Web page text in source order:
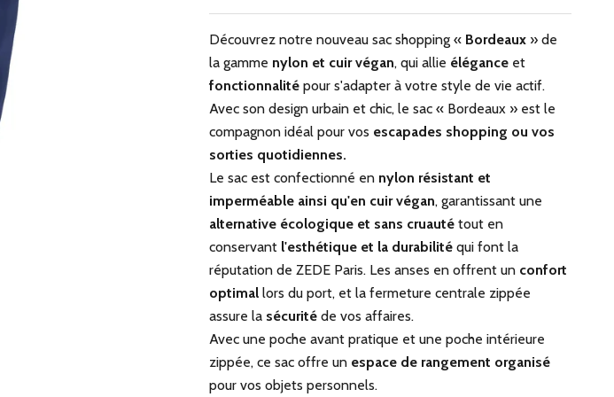
Découvrez notre nouveau sac shopping « Bordeaux » de
la gamme nylon et cuir végan, qui allie élégance et
fonctionnalité pour s'adapter à votre style de vie actif.
Avec son design urbain et chic, le sac « Bordeaux » est le
compagnon idéal pour vos escapades shopping ou vos
sorties quotidiennes.
Le sac est confectionné en nylon résistant et
imperméable ainsi qu'en cuir végan, garantissant une
alternative écologique et sans cruauté tout en
conservant l'esthétique et la durabilité qui font la
réputation de ZEDE Paris. Les anses en offrent un confort
optimal lors du port, et la fermeture centrale zippée
assure la sécurité de vos affaires.
Avec une poche avant pratique et une poche intérieure
zippée, ce sac offre un espace de rangement organisé
pour vos objets personnels.